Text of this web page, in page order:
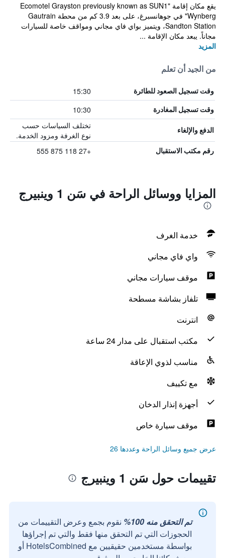
يقع مكان إقامة "Ecomotel Grayston previously known as SUN1
Wynberg" في جوهانسبرغ، على بعد 3.9 كم من محطة Gautrain
Sandton Station، ويتميز بواي فاي مجاني ومواقف خاصة للسيارات
مجاناً. يبعد مكان الإقامة ...
المزيد
من الجيد أن تعلم
وقت تسجيل الصعود للطائرة 15:30
وقت تسجيل المغادرة 10:30
الدفع والإلغاء
تختلف السياسات حسب
نوع الغرفة ومزود الخدمة.
رقم مكتب الاستقبال +27 118 875 555
المزايا ووسائل الراحة في سَن 1 وينبيرج
خدمة الغرف
واي فاي مجاني
موقف سيارات مجاني
تلفاز بشاشة مسطحة
انترنت
مكتب استقبال على مدار 24 ساعة
مناسب لذوي الإعاقة
مع تكييف
أجهزة إنذار الدخان
موقف سيارة خاص
عرض جميع وسائل الراحة وعددها 26
تقييمات حول سَن 1 وينبيرج
تم التحقق منه 100%
نقوم بجمع وعرض التقييمات من
الحجوزات التي تم التحقق منها فقط والتي تم إجراؤها
بواسطة مستخدمين حقيقيين مع HotelsCombined أو